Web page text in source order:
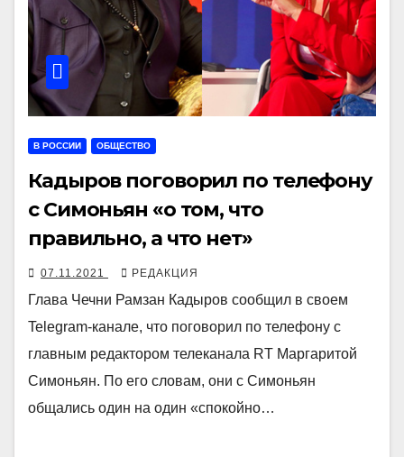
В РОССИИ ОБЩЕСТВО
Кадыров поговорил по телефону
с Симоньян «о том, что
правильно, а что нет»
07.11.2021 РЕДАКЦИЯ
Глава Чечни Рамзан Кадыров сообщил в своем
Telegram-канале, что поговорил по телефону с
главным редактором телеканала RT Маргаритой
Симоньян. По его словам, они с Симоньян
общались один на один «спокойно…